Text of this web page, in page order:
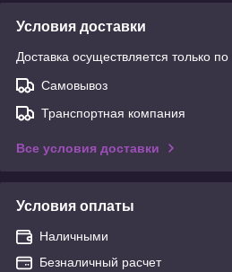
Условия доставки
Доставка осуществляется только по
Самовывоз
Транспортная компания
Все условия доставки
Условия оплаты
Наличными
Безналичный расчет